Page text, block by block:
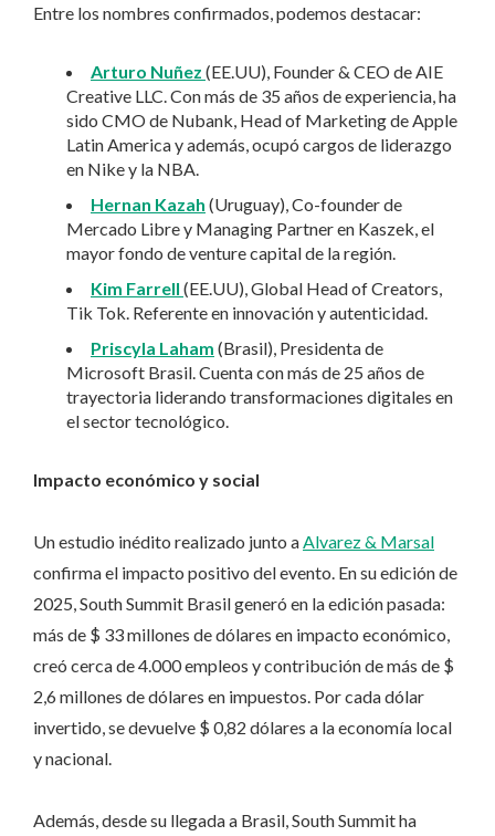
Entre los nombres confirmados, podemos destacar:
Arturo Nuñez (EE.UU), Founder & CEO de AIE
Creative LLC. Con más de 35 años de experiencia, ha
sido CMO de Nubank, Head of Marketing de Apple
Latin America y además, ocupó cargos de liderazgo
en Nike y la NBA.
Hernan Kazah (Uruguay), Co-founder de
Mercado Libre y Managing Partner en Kaszek, el
mayor fondo de venture capital de la región.
Kim Farrell (EE.UU), Global Head of Creators,
Tik Tok. Referente en innovación y autenticidad.
Priscyla Laham (Brasil), Presidenta de
Microsoft Brasil. Cuenta con más de 25 años de
trayectoria liderando transformaciones digitales en
el sector tecnológico.
Impacto económico y social
Un estudio inédito realizado junto a Alvarez & Marsal
confirma el impacto positivo del evento. En su edición de
2025, South Summit Brasil generó en la edición pasada:
más de $ 33 millones de dólares en impacto económico,
creó cerca de 4.000 empleos y contribución de más de $
2,6 millones de dólares en impuestos. Por cada dólar
invertido, se devuelve $ 0,82 dólares a la economía local
y nacional.
Además, desde su llegada a Brasil, South Summit ha